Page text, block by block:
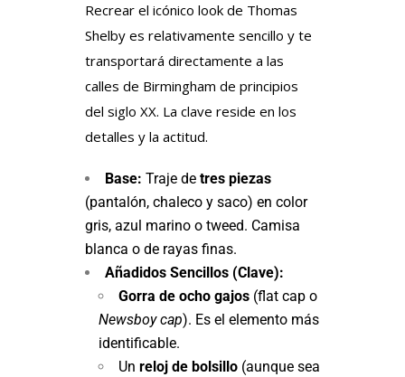
Recrear el icónico look de Thomas
Shelby es relativamente sencillo y te
transportará directamente a las
calles de Birmingham de principios
del siglo XX. La clave reside en los
detalles y la actitud.
Base: Traje de tres piezas
(pantalón, chaleco y saco) en color
gris, azul marino o tweed. Camisa
blanca o de rayas finas.
Añadidos Sencillos (Clave):
Gorra de ocho gajos (flat cap o
Newsboy cap). Es el elemento más
identificable.
Un reloj de bolsillo (aunque sea